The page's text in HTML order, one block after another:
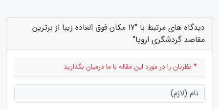
دیدگاه های مرتبط با "17 مکان فوق العاده زیبا از برترین
مقاصد گردشگری اروپا"
* نظرتان را در مورد این مقاله با ما درمیان بگذارید